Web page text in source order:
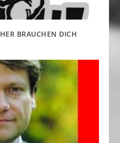
BRAUCHEN DICH